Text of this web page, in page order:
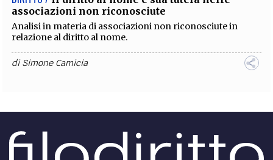
DIRITTO / L’autotutela del lavoratore nel caso di
in ragione della sinallagmaticità del contratto secondo
diGabriele Longo